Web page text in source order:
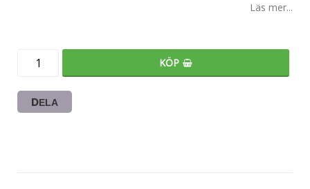
Läs mer...
KÖP
DELA